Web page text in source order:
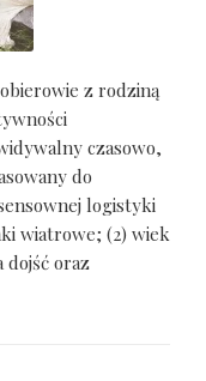
z rodziną
czasowo,
do
logistyki
wiatrowe; (2) wiek
dojść oraz